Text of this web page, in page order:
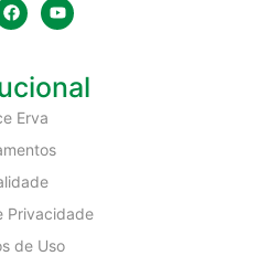
Erva
Privacidade
de Uso